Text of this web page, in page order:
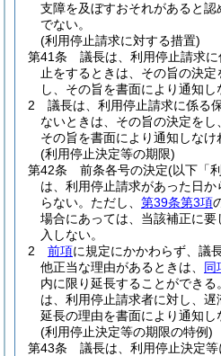
支障を及ぼすおそれがあると認
でない。
(利用停止請求に対する措置)
第41条
議長は、利用停止請求
止をするときは、その旨の決
し、その旨を書面により通知し
2
議長は、利用停止請求に係る
ないときは、その旨の決定をし
その旨を書面により通知しなけ
(利用停止決定等の期限)
第42条
前条各号の決定(以下「
は、利用停止請求があった日
らない。 ただし、 第39条第3項
場合にあっては、当該補正に
入しない。
2
前項に規定にかかわらず、議
他正当な理由があるときは、 同
内に限り延長することができる。
は、利用停止請求者に対し、
延長の理由を書面により通知し
(利用停止決定等の期限の特例)
第43条
議長は、利用停止決定